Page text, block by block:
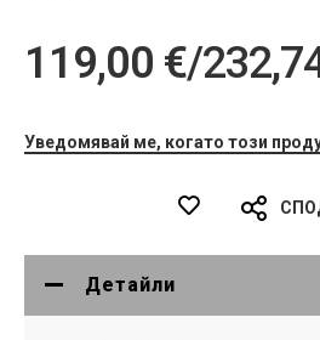
119,00 €/
Уведомявай ме, когато този
Детайли